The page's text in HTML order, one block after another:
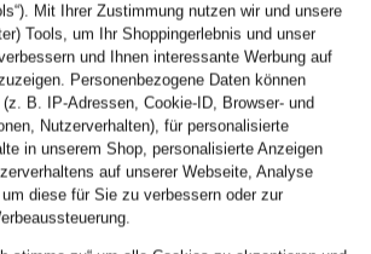
ENTDECKEN
Mit Ihrer Zustimmung nutzen wir und unsere
Tools, um Ihr Shoppingerlebnis und unser
und Ihnen interessante Werbung auf
Personenbezogene Daten können
B. IP-Adressen, Cookie-ID, Browser- und
Nutzerverhalten), für personalisierte
in unserem Shop, personalisierte Anzeigen
auf unserer Webseite, Analyse
diese für Sie zu verbessern oder zur